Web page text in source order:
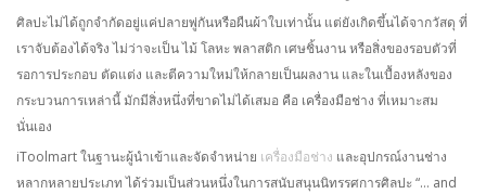
ศิลปะไม่ได้ถูกจำกัดอยู่แค่ปลายพู่กันหรือผืนผ้าใบเท่านั้น แต่ยังเกิดขึ้นได้จากวัสดุ ที่
เราจับต้องได้จริง ไม่ว่าจะเป็น ไม้ โลหะ พลาสติก เศษชิ้นงาน หรือสิ่งของรอบตัวที่
รอการประกอบ ตัดแต่ง และตีความใหม่ให้กลายเป็นผลงาน และในเบื้องหลังของ
กระบวนการเหล่านี้ มักมีสิ่งหนึ่งที่ขาดไม่ได้เสมอ คือ เครื่องมือช่าง ที่เหมาะสม
นั่นเอง
iToolmart ในฐานะผู้นำเข้าและจัดจำหน่าย เครื่องมือช่าง และอุปกรณ์งานช่าง
หลากหลายประเภท ได้ร่วมเป็นส่วนหนึ่งในการสนับสนุนนิทรรศการศิลปะ “… and